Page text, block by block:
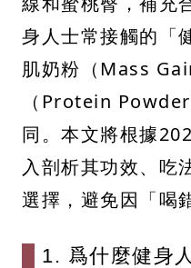
身人士常接觸的「
肌奶粉（Mass
（Protein
同。本文將根據
入剖析其功效、吃
選擇，避免因「喝
1. 爲什麼健身